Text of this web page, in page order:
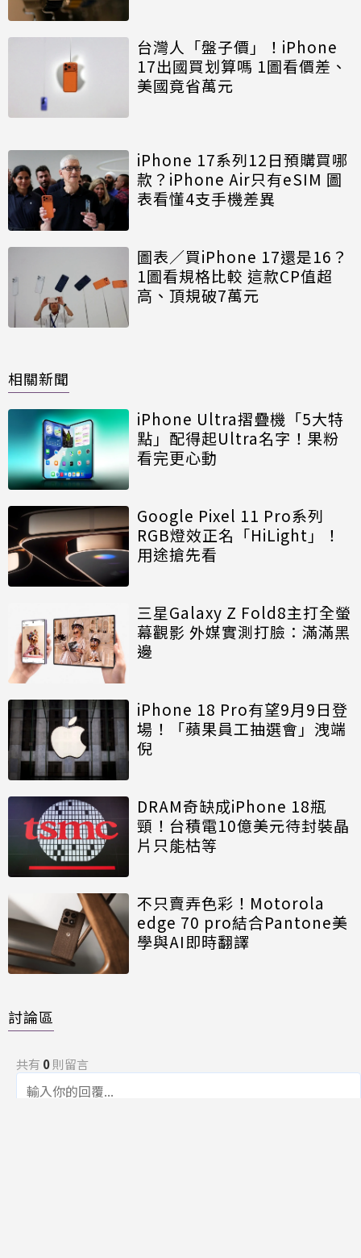
台灣人「盤子價」！iPhone
17出國買划算嗎 1圖看價差、
美國竟省萬元
iPhone 17系列12日預購買哪
款？iPhone Air只有eSIM 圖
表看懂4支手機差異
圖表／買iPhone 17還是16？
1圖看規格比較 這款CP值超
高、頂規破7萬元
相關新聞
iPhone Ultra摺疊機「5大特
點」配得起Ultra名字！果粉
看完更心動
Google Pixel 11 Pro系列
RGB燈效正名「HiLight」！
用途搶先看
三星Galaxy Z Fold8主打全螢
幕觀影 外媒實測打臉：滿滿黑
邊
iPhone 18 Pro有望9月9日登
場！「蘋果員工抽選會」洩端
倪
DRAM奇缺成iPhone 18瓶
頸！台積電10億美元待封裝晶
片只能枯等
不只賣弄色彩！Motorola
edge 70 pro結合Pantone美
學與AI即時翻譯
討論區
共有 0則留言